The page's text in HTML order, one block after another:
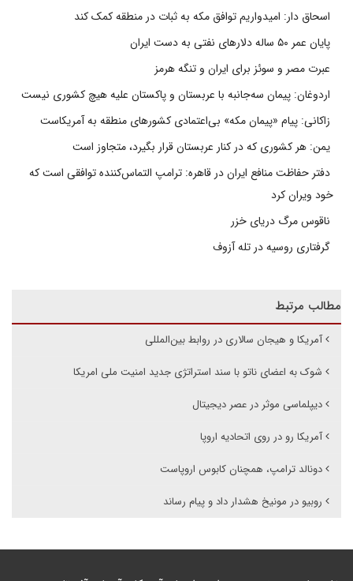
اسحاق دار: امیدواریم توافق مکه به ثبات در منطقه کمک کند
پایان عمر ۵۰ ساله دلارهای نفتی به دست ایران
عبرت مصر و سوئز برای ایران و تنگه هرمز
اردوغان: پیمان سه‌جانبه با عربستان و پاکستان علیه هیچ کشوری نیست
زاکانی: پیام «پیمان مکه» بی‌اعتمادی کشورهای منطقه به آمریکاست
یمن: هر کشوری که در کنار عربستان قرار بگیرد، متجاوز است
دفتر حفاظت منافع ایران در قاهره: ترامپ التماس‌کننده توافقی است که
خود ویران کرد
ناقوس مرگ دریای خزر
گرفتاری روسیه در تله آزوف
مطالب مرتبط
آمریکا و هیجان سالاری در روابط بین‌المللی
شوک به اعضای ناتو با سند استراتژی جدید امنیت ملی امریکا
دیپلماسی موثر در عصر دیجیتال
آمریکا رو در روی اتحادیه اروپا
دونالد ترامپ، همچنان کابوس اروپاست
روبیو در مونیخ هشدار داد و پیام رساند